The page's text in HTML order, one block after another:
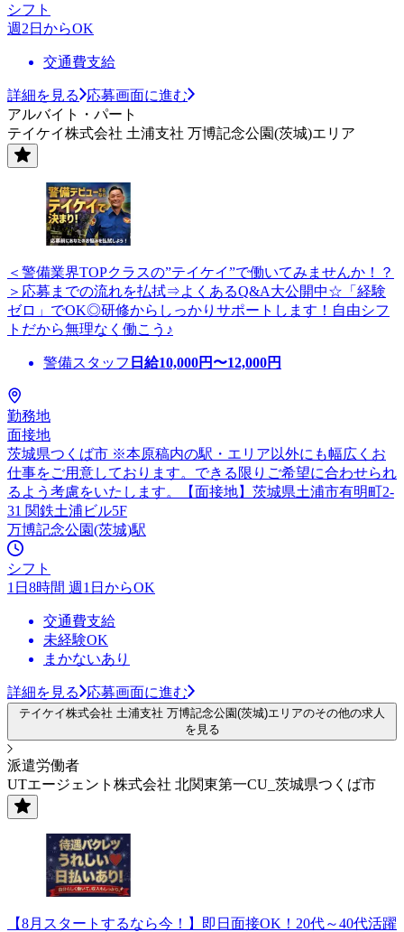
シフト
週2日からOK
交通費支給
詳細を見る
応募画面に進む
アルバイト・パート
テイケイ株式会社 土浦支社 万博記念公園(茨城)エリア
＜警備業界TOPクラスの”テイケイ”で働いてみませんか！？
＞応募までの流れを払拭⇒よくあるQ&A大公開中☆「経験
ゼロ」でOK◎研修からしっかりサポートします！自由シフ
トだから無理なく働こう♪
警備スタッフ 日給10,000円〜12,000円
勤務地
面接地
茨城県つくば市 ※本原稿内の駅・エリア以外にも幅広くお
仕事をご用意しております。できる限りご希望に合わせられ
るよう考慮をいたします。【面接地】茨城県土浦市有明町2-
31 関鉄土浦ビル5F
万博記念公園(茨城)駅
シフト
1日8時間 週1日からOK
交通費支給
未経験OK
まかないあり
詳細を見る 応募画面に進む
テイケイ株式会社 土浦支社 万博記念公園(茨城)エリアのその他の求人
を見る
派遣労働者
UTエージェント株式会社 北関東第一CU_茨城県つくば市
【8月スタートするなら今！】即日面接OK！20代～40代活躍